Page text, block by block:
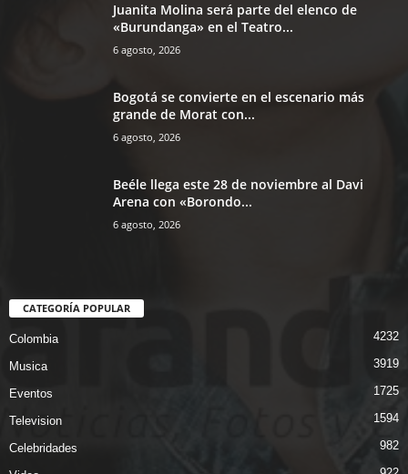
Juanita Molina será parte del elenco de
«Burundanga» en el Teatro...
6 agosto, 2026
Bogotá se convierte en el escenario más
grande de Morat con...
6 agosto, 2026
Beéle llega este 28 de noviembre al Davi
Arena con «Borondo...
6 agosto, 2026
CATEGORÍA POPULAR
Colombia 4232
Musica 3919
Eventos 1725
Television 1594
Celebridades 982